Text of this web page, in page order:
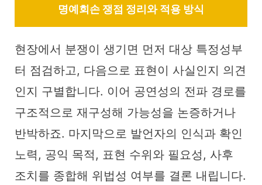
명예회손 쟁점 정리와 적용 방식
현장에서 분쟁이 생기면 먼저 대상 특정성부
터 점검하고, 다음으로 표현이 사실인지 의견
인지 구별합니다. 이어 공연성의 전파 경로를
구조적으로 재구성해 가능성을 논증하거나
반박하죠. 마지막으로 발언자의 인식과 확인
노력, 공익 목적, 표현 수위와 필요성, 사후
조치를 종합해 위법성 여부를 결론 내립니다.